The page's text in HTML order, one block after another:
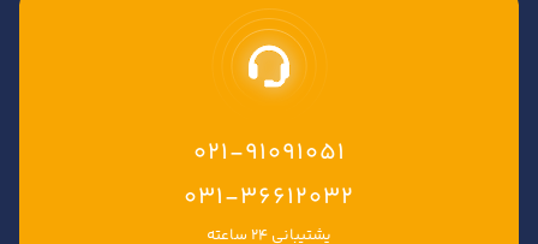
021-91091051
۰۳۱-۳۶۶۱۲۰۳۲
پشتیبانی ۲۴ ساعته